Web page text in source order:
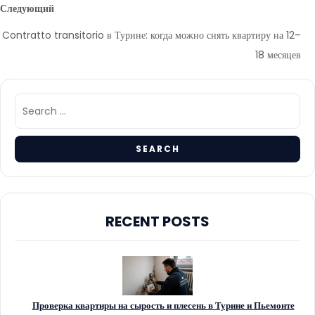
Следующий
Contratto transitorio в Турине: когда можно снять квартиру на 12–
18 месяцев
RECENT POSTS
Проверка квартиры на сырость и плесень в Турине и Пьемонте